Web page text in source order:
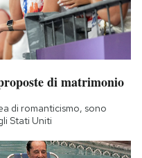
di matrimonio
di romanticismo, sono
Stati Uniti